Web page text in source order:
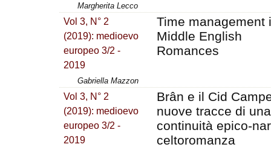
Margherita Lecco
Vol 3, N° 2
(2019): medioevo
europeo 3/2 -
2019
Time management
Middle English
Romances
Gabriella Mazzon
Vol 3, N° 2
(2019): medioevo
europeo 3/2 -
2019
Brân e il Cid
nuove tracce di una
continuità epico-
celtoromanza